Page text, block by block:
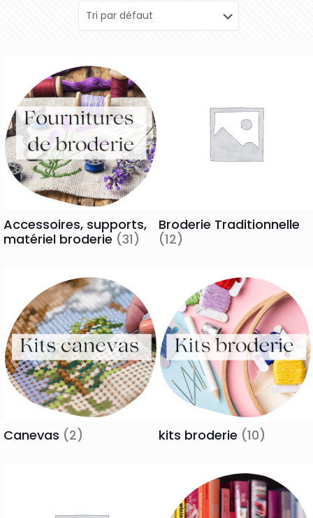
Accessoires, supports,
matériel broderie (31)
Broderie Traditionnelle
(12)
Canevas (2) kits broderie (10)